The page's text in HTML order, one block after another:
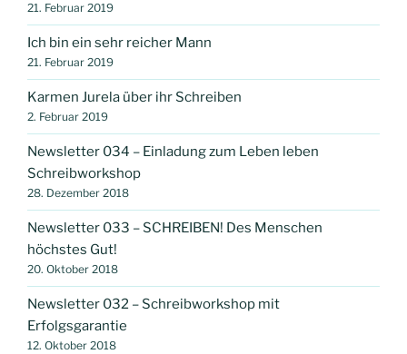
21. Februar 2019
Ich bin ein sehr reicher Mann
21. Februar 2019
Karmen Jurela über ihr Schreiben
2. Februar 2019
Newsletter 034 – Einladung zum Leben leben
Schreibworkshop
28. Dezember 2018
Newsletter 033 – SCHREIBEN! Des Menschen
höchstes Gut!
20. Oktober 2018
Newsletter 032 – Schreibworkshop mit
Erfolgsgarantie
12. Oktober 2018